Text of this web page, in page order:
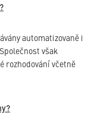
automatizovaně i
však
rozhodování včetně